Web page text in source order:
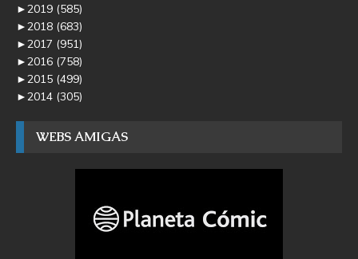
►2019 (585)
►2018 (683)
►2017 (951)
►2016 (758)
►2015 (499)
►2014 (305)
WEBS AMIGAS